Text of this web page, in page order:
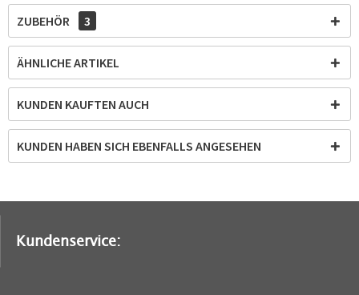
ZUBEHÖR 3
ÄHNLICHE ARTIKEL
KUNDEN KAUFTEN AUCH
KUNDEN HABEN SICH EBENFALLS ANGESEHEN
Kundenservice: